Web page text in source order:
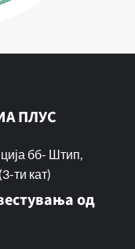
ПЛУС
бб- Штип,
ти кат)
од